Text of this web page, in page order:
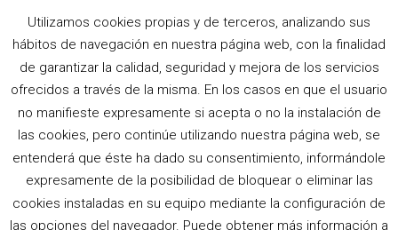
Utilizamos cookies propias y de terceros, analizando sus
hábitos de navegación en nuestra página web, con la finalidad
de garantizar la calidad, seguridad y mejora de los servicios
ofrecidos a través de la misma. En los casos en que el usuario
no manifieste expresamente si acepta o no la instalación de
las cookies, pero continúe utilizando nuestra página web, se
entenderá que éste ha dado su consentimiento, informándole
expresamente de la posibilidad de bloquear o eliminar las
cookies instaladas en su equipo mediante la configuración de
las opciones del navegador. Puede obtener más información a